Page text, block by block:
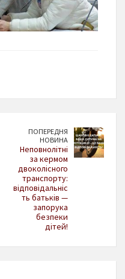
ПОПЕРЕДНЯ
НОВИНА
Неповнолітні
за кермом
двоколісного
транспорту:
відповідальніс
ть батьків —
запорука
безпеки
дітей!